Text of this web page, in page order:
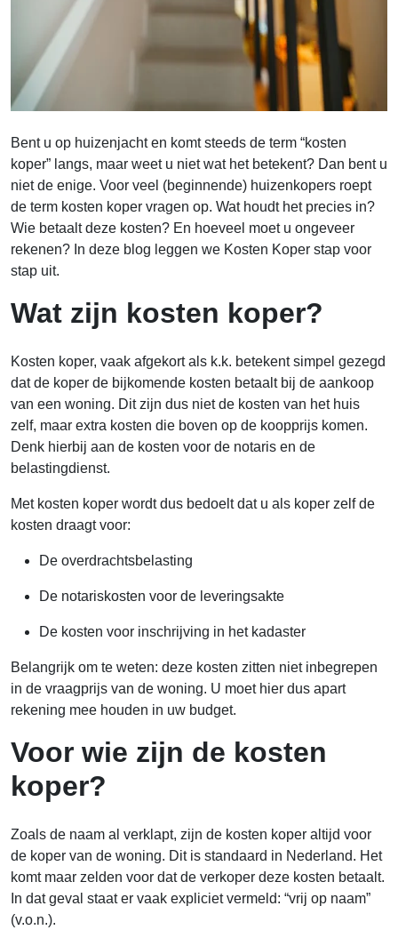
Bent u op huizenjacht en komt steeds de term “kosten
koper” langs, maar weet u niet wat het betekent? Dan bent u
niet de enige. Voor veel (beginnende) huizenkopers roept
de term kosten koper vragen op. Wat houdt het precies in?
Wie betaalt deze kosten? En hoeveel moet u ongeveer
rekenen? In deze blog leggen we Kosten Koper stap voor
stap uit.
Wat zijn kosten koper?
Kosten koper, vaak afgekort als k.k. betekent simpel gezegd
dat de koper de bijkomende kosten betaalt bij de aankoop
van een woning. Dit zijn dus niet de kosten van het huis
zelf, maar extra kosten die boven op de koopprijs komen.
Denk hierbij aan de kosten voor de notaris en de
belastingdienst.
Met kosten koper wordt dus bedoelt dat u als koper zelf de
kosten draagt voor:
De overdrachtsbelasting
De notariskosten voor de leveringsakte
De kosten voor inschrijving in het kadaster
Belangrijk om te weten: deze kosten zitten niet inbegrepen
in de vraagprijs van de woning. U moet hier dus apart
rekening mee houden in uw budget.
Voor wie zijn de kosten
koper?
Zoals de naam al verklapt, zijn de kosten koper altijd voor
de koper van de woning. Dit is standaard in Nederland. Het
komt maar zelden voor dat de verkoper deze kosten betaalt.
In dat geval staat er vaak expliciet vermeld: “vrij op naam”
(v.o.n.).